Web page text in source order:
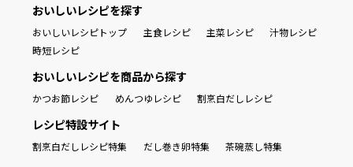
おいしいレシピを探す
おいしいレシピトップ 主食レシピ 主菜レシピ
汁物レシピ
時短レシピ
おいしいレシピを商品から探す
かつお節レシピ めんつゆレシピ 割烹白だしレシピ
レシピ特設サイト
割烹白だしレシピ特集 だし巻き卵特集 茶碗蒸し特集